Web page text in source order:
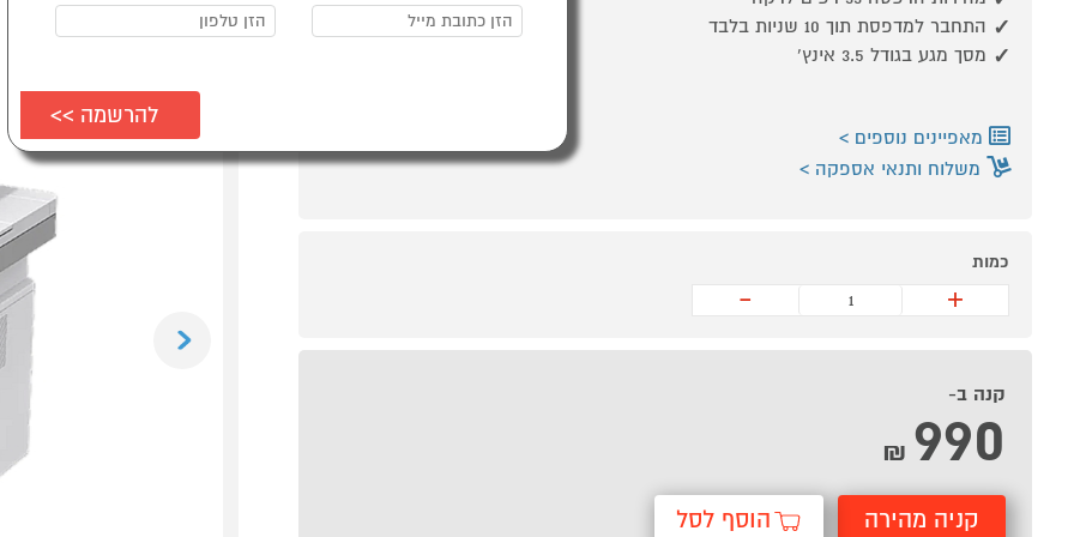
התחבר למדפסת תוך 10 שניות בלבד
מסך מגע בגודל 3.5 אינץ'
מאפיינים נוספים
משלוח ותנאי אספקה
כמות
+
-
קנה ב-
990
₪
קניה מהירה הוסף לסל